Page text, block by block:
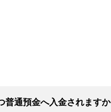
普通預金へ入金されますか